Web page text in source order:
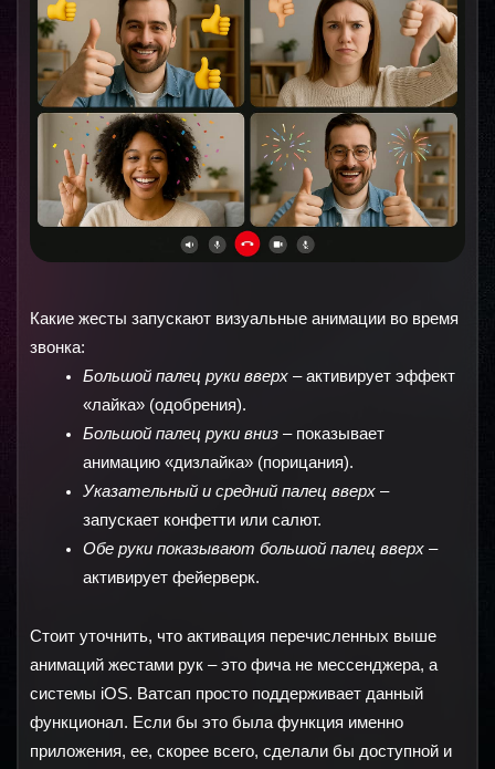
Какие жесты запускают визуальные анимации во время
звонка:
Большой палец руки вверх – активирует эффект
«лайка» (одобрения).
Большой палец руки вниз – показывает
анимацию «дизлайка» (порицания).
Указательный и средний палец вверх –
запускает конфетти или салют.
Обе руки показывают большой палец вверх –
активирует фейерверк.
Стоит уточнить, что активация перечисленных выше
анимаций жестами рук – это фича не мессенджера, а
системы iOS. Ватсап просто поддерживает данный
функционал. Если бы это была функция именно
приложения, ее, скорее всего, сделали бы доступной и